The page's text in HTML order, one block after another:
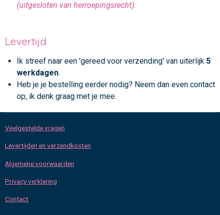
(uitgesloten van herroepingsrecht).
Levertijd
Ik streef naar een 'gereed voor verzending' van uiterlijk 5
werkdagen.
Heb je je bestelling eerder nodig? Neem dan even contact
op, ik denk graag met je mee.
Veelgestelde vragen
Levertijden en verzendkosten
Algemene voorwaarden
Privacy verklaring
Contact